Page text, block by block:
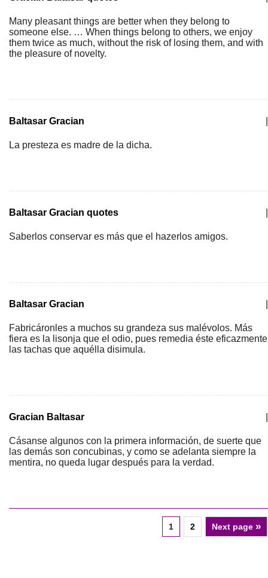
Many pleasant things are better when they belong to
someone else. … When things belong to others, we enjoy
them twice as much, without the risk of losing them, and with
the pleasure of novelty.
Baltasar Gracian
La presteza es madre de la dicha.
Baltasar Gracian quotes
Saberlos conservar es más que el hazerlos amigos.
Baltasar Gracian
Fabricáronles a muchos su grandeza sus malévolos. Más
fiera es la lisonja que el odio, pues remedia éste eficazmente
las tachas que aquélla disimula.
Gracian Baltasar
Cásanse algunos con la primera información, de suerte que
las demás son concubinas, y como se adelanta siempre la
mentira, no queda lugar después para la verdad.
1 2 Next page »